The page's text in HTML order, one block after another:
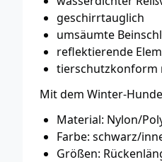
geschirrtauglich
umsäumte
reflektierende
tierschutzkonform
Mit dem Winter-
Material: Nylon/
Farbe: schwarz/
Größen: